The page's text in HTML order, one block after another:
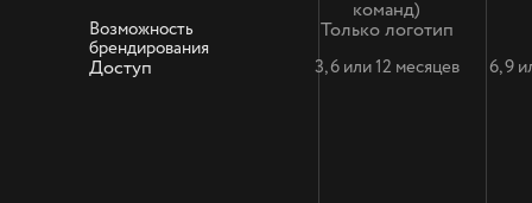
команд)
Возможность
брендирования
Только логотип
Доступ
3, 6 или 12 месяцев 6, 9